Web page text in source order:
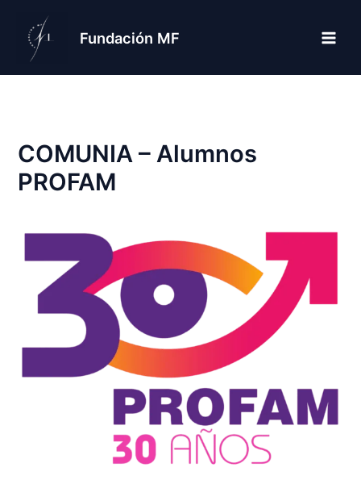
contenido
Fundación MF
COMUNIA – Alumnos
PROFAM